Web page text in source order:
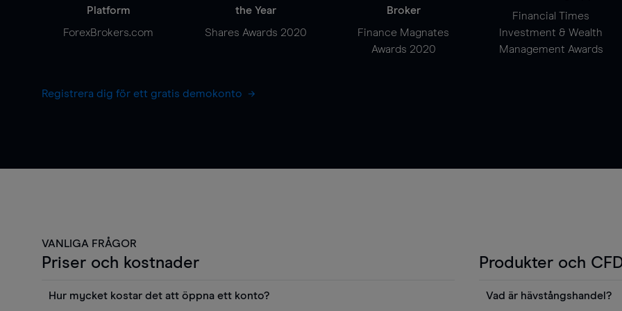
Platform
ForexBrokers.com
the Year
Shares Awards 2020
Broker
Finance Magnates
Awards 2020
Financial Times
Investment & Wealth
Management Awards
Registrera dig för ett gratis demokonto
VANLIGA FRÅGOR
Priser och kostnader
Hur mycket kostar det att öppna ett konto?
Produkter och
Vad är hävstångshandel?